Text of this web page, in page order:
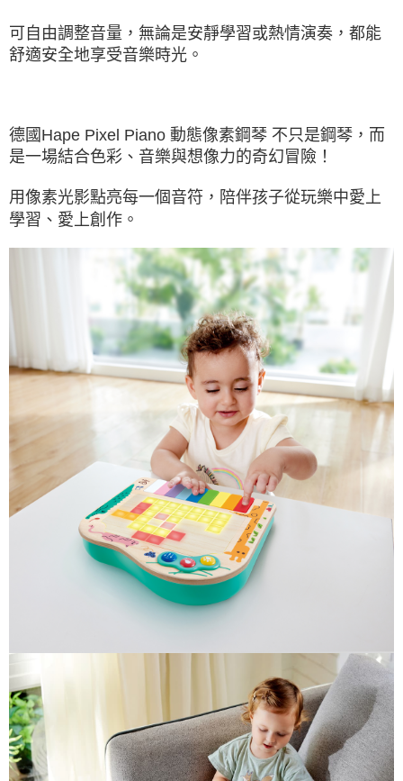
可自由調整音量，無論是安靜學習或熱情演奏，都能
舒適安全地享受音樂時光。
德國Hape Pixel Piano 動態像素鋼琴 不只是鋼琴，而
是一場結合色彩、音樂與想像力的奇幻冒險！
用像素光影點亮每一個音符，陪伴孩子從玩樂中愛上
學習、愛上創作。